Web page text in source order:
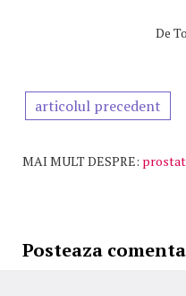
De
articolul precedent
MAI MULT DESPRE:
Posteaza